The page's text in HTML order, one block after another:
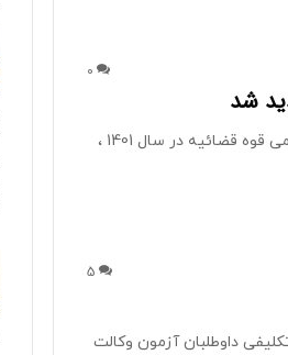
0
به گزارش دادرسی نت؛ بر اساس آگهی ثبت نام آزمون جذب مترجم رسمی قوه قضائیه در سال 1401 ،
5
داوطلبان آزمون وکالت